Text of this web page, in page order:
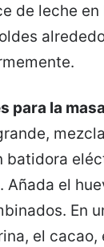
de leche en
para la
batidora
Añada el
En
el cacao,